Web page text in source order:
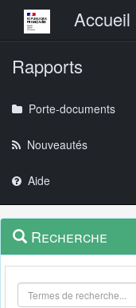
Menu principalAccueil
Rapports
Porte-documents
Nouveautés
Aide
Navigation
outils
Menu
contextuel
Recherche